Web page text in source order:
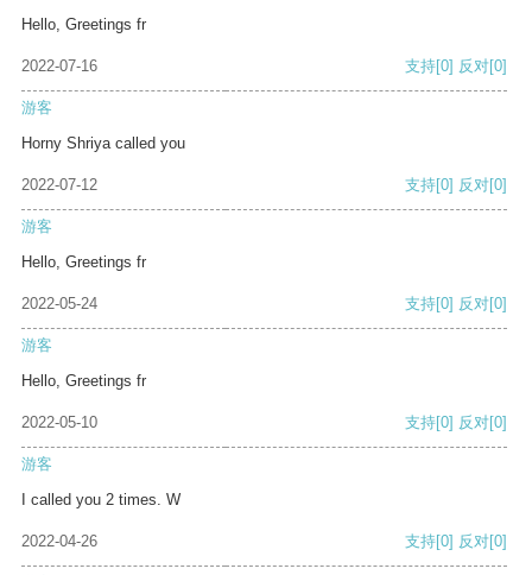
Hello, Greetings fr
2022-07-16 支持[0] 反对[0]
游客
Horny Shriya called you
2022-07-12 支持[0] 反对[0]
游客
Hello, Greetings fr
2022-05-24 支持[0] 反对[0]
游客
Hello, Greetings fr
2022-05-10 支持[0] 反对[0]
游客
I called you 2 times. W
2022-04-26 支持[0] 反对[0]